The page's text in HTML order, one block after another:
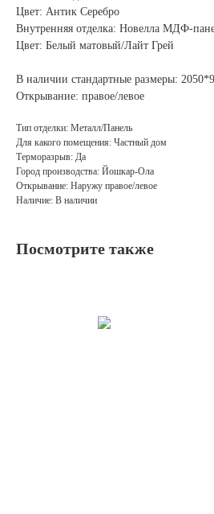
Цвет: Антик Серебро
Внутренняя отделка: Новелла МДФ-
Цвет: Белый матовый/Лайт Грей
В наличии стандартные размеры:
Открывание: правое/левое
Тип отделки: Металл/Панель
Для какого помещения: Частный дом
Терморазрыв: Да
Город производства: Йошкар-Ола
Открывание: Наружу правое/левое
Наличие: В наличии
Посмотрите также